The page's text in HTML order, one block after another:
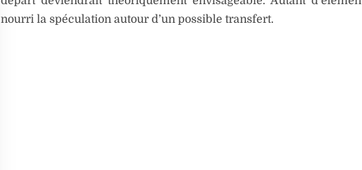
nourri la spéculation autour d’un possible transfert.